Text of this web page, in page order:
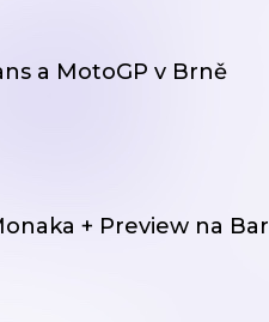
a MotoGP v Brně
+ Preview na